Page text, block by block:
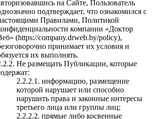
на Сайте, Пользователь
подтверждает, что ознакомился с
Правилами, Политикой
компании «Доктор
(https://company.drweb.by/policy),
принимает их условия и
их выполнять.
Не размещать Публикации, которые
информацию, размещение
которой нарушает или способно
нарушить права и законные интересы
третьего лица или группы лиц;
прямые либо косвенные